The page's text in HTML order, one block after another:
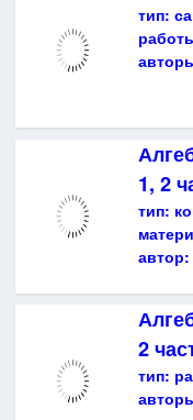
тип:
1, 2
тип:
автор:
2
тип: